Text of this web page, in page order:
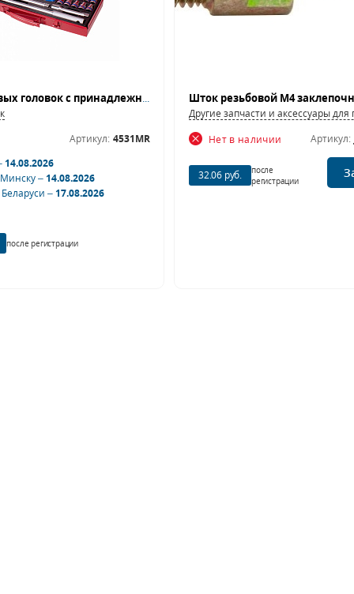
Набор торцевых головок с принадлежностями 1/2", шестигранные, 10-32 мм, 23 предмета KING TONY 4531MR
Артикул: 4531MR
14.08.2026
–14.08.2026
–17.08.2026
после регистрации
Другие запчасти и аксессуары для
Нет в наличии
Артикул:
32.06 руб.
после
регистрации